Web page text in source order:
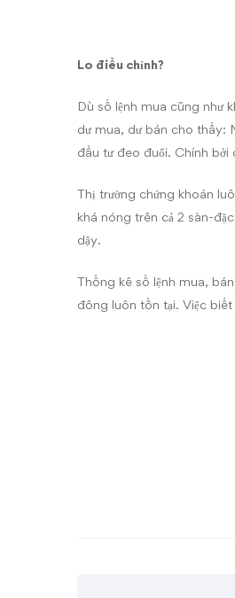
Lo điều chỉnh?
Dù số lệnh mua cũng như
dư mua, dư bán cho thấy:
đầu tư đeo đuổi. Chính
Thị trường chứng khoán
khá nóng trên cả 2 sàn-
dậy.
Thống kê số lệnh mua,
đông luôn tồn tại. Việc